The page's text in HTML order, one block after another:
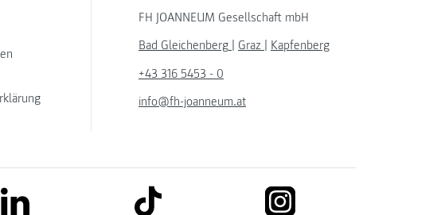
FH JOANNEUM Gesellschaft mbH
Bad Gleichenberg
Graz
Kapfenberg
+43 316 5453 - 0
info@fh-joanneum.at
link to linkedin link to tiktok